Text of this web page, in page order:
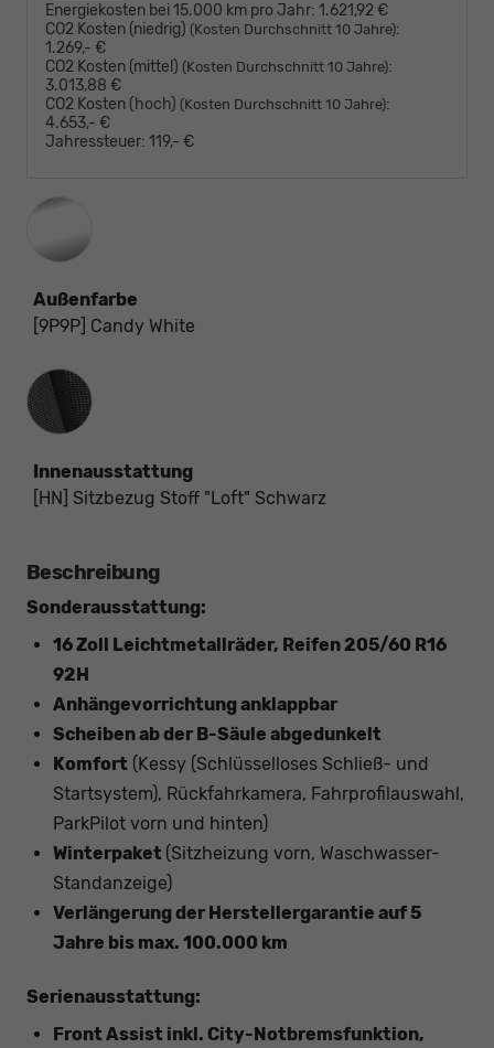
Energiekosten bei 15.000 km pro Jahr: 1.621,92 €
CO2 Kosten (niedrig) (Kosten Durchschnitt 10 Jahre):
1.269,- €
CO2 Kosten (mittel) (Kosten Durchschnitt 10 Jahre):
3.013,88 €
CO2 Kosten (hoch) (Kosten Durchschnitt 10 Jahre):
4.653,- €
Jahressteuer: 119,- €
Außenfarbe
[9P9P] Candy White
Innenausstattung
Innenausstattung
[HN] Sitzbezug Stoff "Loft" Schwarz
Beschreibung
Sonderausstattung:
16 Zoll Leichtmetallräder, Reifen 205/60 R16
92H
Anhängevorrichtung anklappbar
Scheiben ab der B-Säule abgedunkelt
Komfort (Kessy (Schlüsselloses Schließ- und
Startsystem), Rückfahrkamera, Fahrprofilauswahl,
ParkPilot vorn und hinten)
Winterpaket (Sitzheizung vorn, Waschwasser-
Standanzeige)
Verlängerung der Herstellergarantie auf 5
Jahre bis max. 100.000 km
Serienausstattung:
Front Assist inkl. City-Notbremsfunktion,